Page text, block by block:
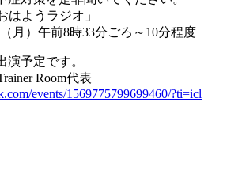
はようラジオ」
月）午前8時33分ごろ～10分程度
演予定です。
Room代表
events/1569775799699460/?ti=icl